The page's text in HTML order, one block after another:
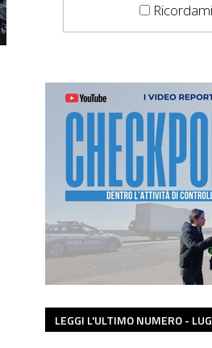
Ricordami
LEGGI L'ULTIMO NUMERO -